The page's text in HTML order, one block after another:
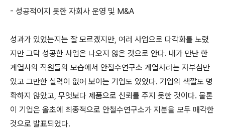
- 성공적이지 못한 자회사 운영 및 M&A
성과가 있었는지는 잘 모르겠지만, 여러 사업으로 다각화를 노렸
지만 그닥 성공한 사업은 나오지 않은 것으로 안다. 내가 만난 한
계열사의 직원들의 모습에서 안철수연구소 계열사라는 자부심만
있고 그만한 실력이 없어 보이는 기업도 있었다. 기업의 색깔도 명
확하지 않았고, 무엇보다 제품으로 신뢰를 주지 못한 것이다. 물론
이 기업은 올초에 최종적으로 안철수연구소가 지분을 모두 매각한
것으로 발표되었다.